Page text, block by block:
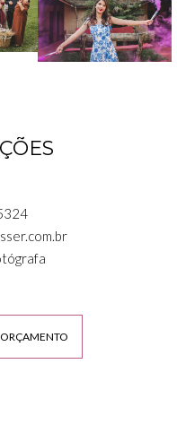
ORÇAMENTO